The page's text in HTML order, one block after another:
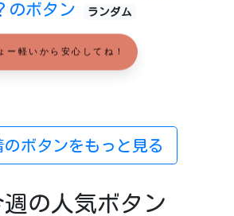
のボタン
ランダム
ー軽いから安心してね！
のボタンをもっと見る
週の人気ボタン